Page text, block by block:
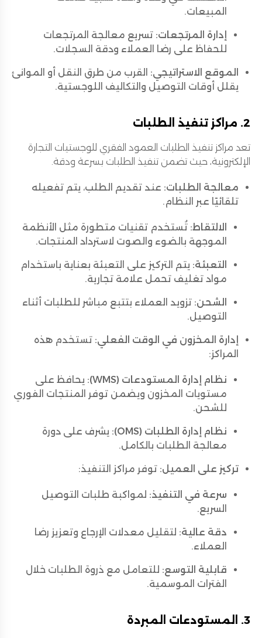
المبيعات.
إدارة المرتجعات: تسريع معالجة المرتجعات
للحفاظ على رضا العملاء ودقة السجلات.
الموقع الاستراتيجي: القرب من طرق النقل أو الموانئ
يقلل أوقات التوصيل والتكاليف اللوجستية.
2. مراكز تنفيذ الطلبات
تعد مراكز تنفيذ الطلبات العمود الفقري للوجستيات التجارة
الإلكترونية، حيث تضمن تنفيذ الطلبات بسرعة ودقة.
معالجة الطلبات: عند تقديم الطلب، يتم تفعيله
تلقائيًا عبر النظام.
الالتقاط: تُستخدم تقنيات متطورة مثل الأنظمة
الموجهة بالضوء والصوت لاسترداد المنتجات.
التعبئة: يتم التركيز على التعبئة بعناية باستخدام
مواد تغليف تحمل علامة تجارية.
الشحن: تزويد العملاء بتتبع مباشر للطلبات أثناء
التوصيل.
إدارة المخزون في الوقت الفعلي: تستخدم هذه
المراكز:
نظام إدارة المستودعات (WMS):
يحافظ على
مستويات المخزون ويضمن توفر المنتجات الفوري
للشحن.
نظام إدارة الطلبات (OMS):
يشرف على دورة
معالجة الطلبات بالكامل.
تركيز على العميل: توفر مراكز التنفيذ:
سرعة في التنفيذ: لمواكبة طلبات التوصيل
السريع.
دقة عالية: لتقليل معدلات الإرجاع وتعزيز رضا
العملاء.
قابلية التوسع: للتعامل مع ذروة الطلبات خلال
الفترات الموسمية.
3. المستودعات المبردة